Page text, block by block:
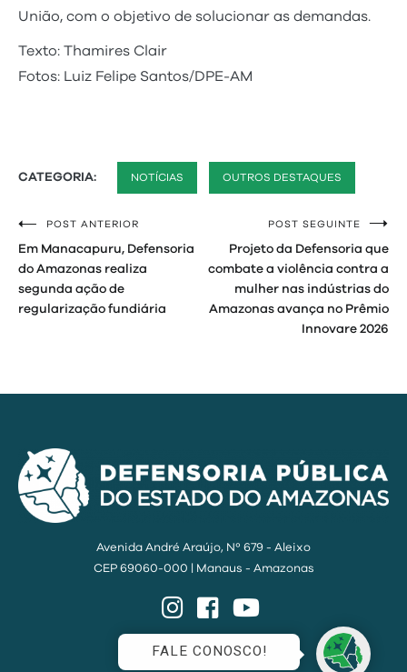
União, com o objetivo de solucionar as demandas.
Texto: Thamires Clair
Fotos: Luiz Felipe Santos/DPE-AM
CATEGORIA: NOTÍCIAS OUTROS DESTAQUES
Navegação
de
Post
POST ANTERIOR
Em Manacapuru, Defensoria
do Amazonas realiza
segunda ação de
regularização fundiária
POST SEGUINTE
Projeto da Defensoria que
combate a violência contra a
mulher nas indústrias do
Amazonas avança no Prêmio
Innovare 2026
Avenida André Araújo, Nº 679 - Aleixo
CEP 69060-000 | Manaus - Amazonas
InstagramFacebook
FALE CONOSCO!